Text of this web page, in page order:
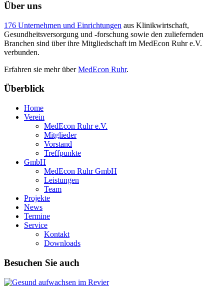
Über uns
176 Unternehmen und Einrichtungen aus Klinikwirtschaft,
Gesundheitsversorgung und -forschung sowie den zuliefernden
Branchen sind über ihre Mitgliedschaft im MedEcon Ruhr e.V.
verbunden.
Erfahren sie mehr überMedEcon Ruhr.
Überblick
Home
Verein
MedEcon Ruhr e.V.
Mitglieder
Vorstand
Treffpunkte
GmbH
MedEcon Ruhr GmbH
Leistungen
Team
Projekte
News
Termine
Service
Kontakt
Downloads
Besuchen Sie auch